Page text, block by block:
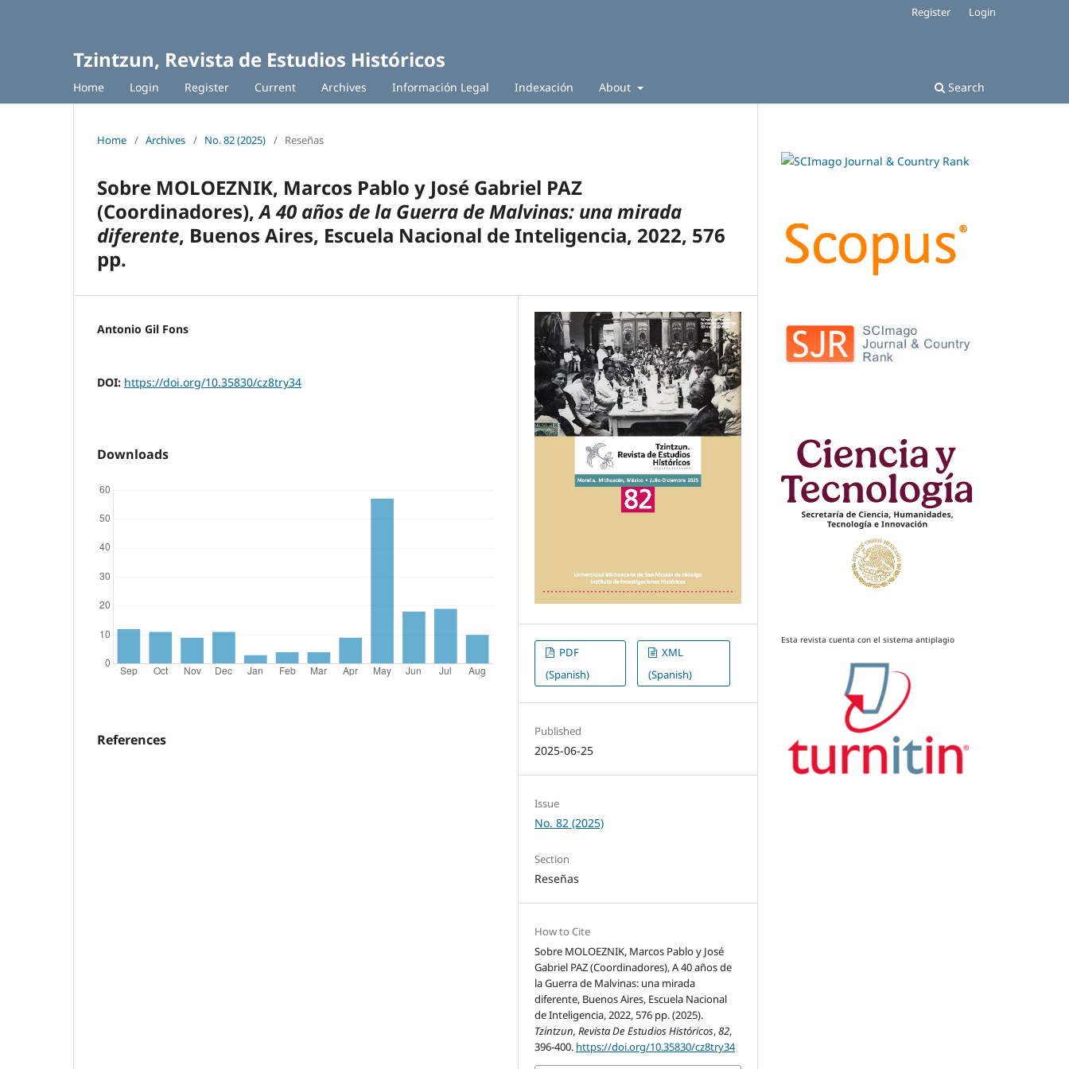
Tzintzun, Revista de Estudios Históricos
Home Login Register Current Archives Información Legal Indexación About Search
Register Login
Home / Archives / No. 82 (2025) / Reseñas
Sobre MOLOEZNIK, Marcos Pablo y José Gabriel PAZ
(Coordinadores),A 40 años de la Guerra de Malvinas: una mirada
diferente, Buenos Aires, Escuela Nacional de Inteligencia, 2022, 576
pp.
Antonio Gil Fons
DOI: https://doi.org/10.35830/cz8try34
Downloads
References
PDF
(Spanish)
XML
(Spanish)
Published
2025-06-25
Issue
No. 82 (2025)
Section
Reseñas
How to Cite
Sobre MOLOEZNIK, Marcos Pablo y José
Gabriel PAZ (Coordinadores), A 40 años de
la Guerra de Malvinas: una mirada
diferente, Buenos Aires, Escuela Nacional
de Inteligencia, 2022, 576 pp. (2025).
Tzintzun, Revista De Estudios Históricos,82,
396-400. https://doi.org/10.35830/cz8try34
Esta revista cuenta con el sistema antiplagio